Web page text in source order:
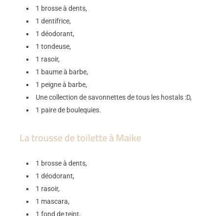
1 brosse à dents,
1 dentifrice,
1 déodorant,
1 tondeuse,
1 rasoir,
1 baume à barbe,
1 peigne à barbe,
Une collection de savonnettes de tous les hostals :D,
1 paire de boulequies.
La trousse de toilette à Maike
1 brosse à dents,
1 déodorant,
1 rasoir,
1 mascara,
1 fond de teint,